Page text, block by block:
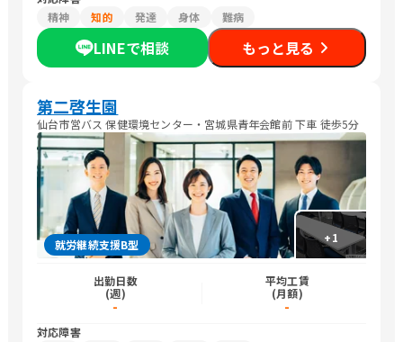
精神
知的 発達 身体 難病
LINEで相談 もっと見る
第二啓生園
仙台市営バス 保健環境センター・宮城県青年会館前 下車 徒歩5分
+1
就労継続支援B型
出勤日数
(週)
-
平均工賃
(月額)
-
対応障害